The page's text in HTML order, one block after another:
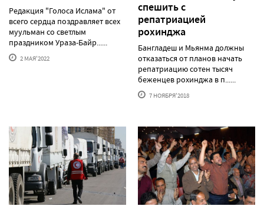
Редакция "Голоса Ислама" от
всего сердца поздравляет всех
муульман со светлым
праздником Ураза-Байр......
2 МАЯ'2022
спешить с
репатриацией
рохинджа
Бангладеш и Мьянма должны
отказаться от планов начать
репатриацию сотен тысяч
беженцев рохинджа в п......
7 НОЯБРЯ'2018